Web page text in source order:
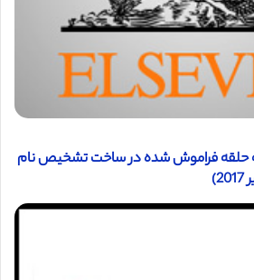
حلقه فراموش شده در ساخت تشخیص نام